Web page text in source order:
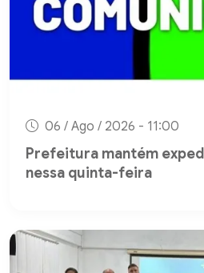
06 / Ago / 2026 - 11:00
Prefeitura mantém
nessa quinta-feira